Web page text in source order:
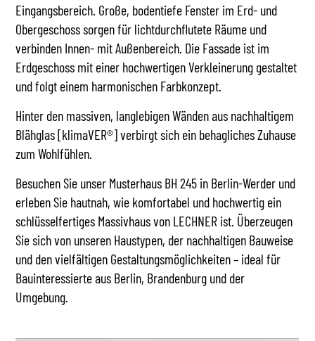
Eingangsbereich. Große, bodentiefe Fenster im Erd- und
Obergeschoss sorgen für lichtdurchflutete Räume und
verbinden Innen- mit Außenbereich. Die Fassade ist im
Erdgeschoss mit einer hochwertigen Verkleinerung gestaltet
und folgt einem harmonischen Farbkonzept.
Hinter den massiven, langlebigen Wänden aus nachhaltigem
Blähglas [klimaVER®] verbirgt sich ein behagliches Zuhause
zum Wohlfühlen.
Besuchen Sie unser Musterhaus BH 245 in Berlin-Werder und
erleben Sie hautnah, wie komfortabel und hochwertig ein
schlüsselfertiges Massivhaus von LECHNER ist. Überzeugen
Sie sich von unseren Haustypen, der nachhaltigen Bauweise
und den vielfältigen Gestaltungsmöglichkeiten – ideal für
Bauinteressierte aus Berlin, Brandenburg und der
Umgebung.